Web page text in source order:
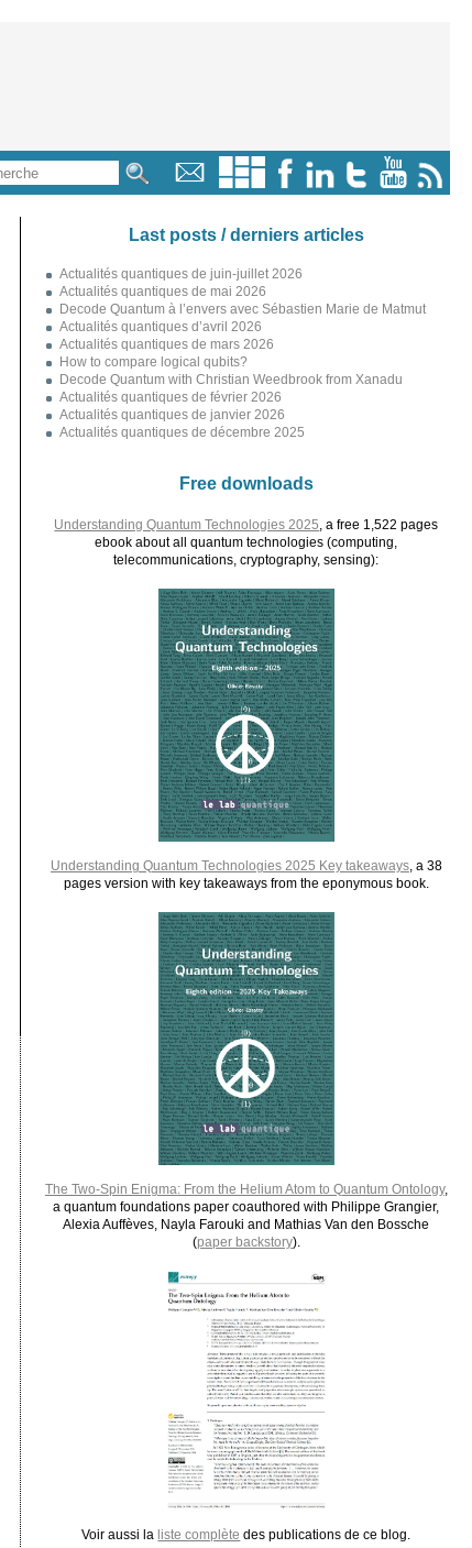
Last posts / derniers articles
Actualités quantiques de juin-juillet 2026
Actualités quantiques de mai 2026
Decode Quantum à l’envers avec Sébastien Marie de Matmut
Actualités quantiques d’avril 2026
Actualités quantiques de mars 2026
How to compare logical qubits?
Decode Quantum with Christian Weedbrook from Xanadu
Actualités quantiques de février 2026
Actualités quantiques de janvier 2026
Actualités quantiques de décembre 2025
Free downloads
Understanding Quantum Technologies 2025 , a free 1,522 pages
ebook about all quantum technologies (computing,
telecommunications, cryptography, sensing):
Understanding Quantum Technologies 2025 Key takeaways, a 38
pages version with key takeaways from the eponymous book.
The Two-Spin Enigma: From the Helium Atom to Quantum Ontology,
a quantum foundations paper coauthored with Philippe Grangier,
Alexia Auffèves, Nayla Farouki and Mathias Van den Bossche
(paper backstory).
Voir aussi la liste complète des publications de ce blog.